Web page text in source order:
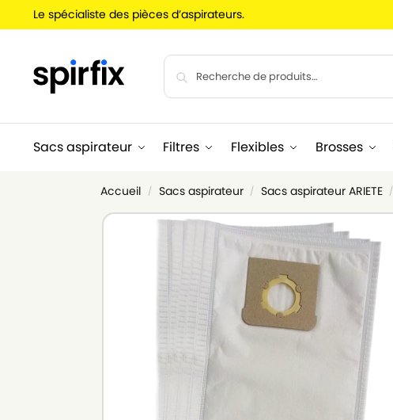
Le spécialiste des pièces d’aspirateurs.
Sacs aspirateur Filtres Flexibles Brosses
Accueil / Sacs aspirateur / Sacs aspirateur ARIETE /